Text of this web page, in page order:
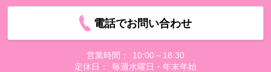
電話でお問い合わせ
営業時間：
10:00～18:30
定休日：
毎週水曜日・年末年始